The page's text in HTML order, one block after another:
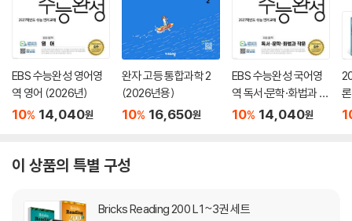
EBS 수능완성 영어영
역 영어 (2026년)
10% 14,040원
완자 고등 통합과학 2
(2026년용)
10% 16,650원
EBS 수능완성 국어영
역 독서·문학·화법과 작
문 (2026년)
10% 14,040원
(
이 상품의 특별 구성
Bricks Reading 200 L 1~3권 세트